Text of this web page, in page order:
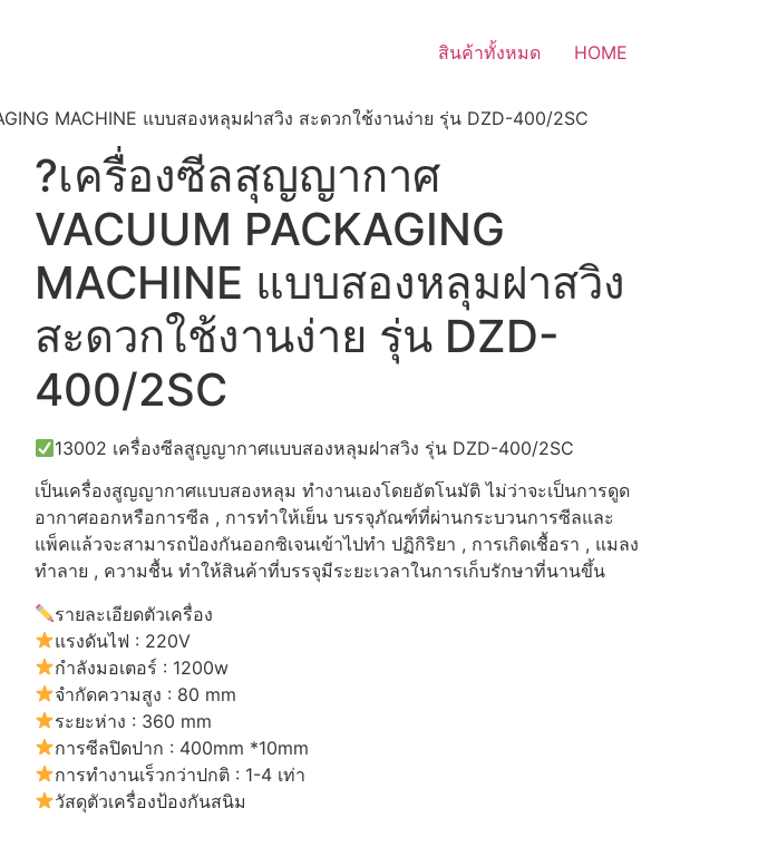
สินค้าทั้งหมด HOME
MACHINE แบบสองหลุมฝาสวิง สะดวกใช้งานง่าย รุ่น DZD-400/2SC
?เครื่องซีลสุญญากาศ
VACUUM PACKAGING
MACHINE แบบสองหลุมฝาสวิง
สะดวกใช้งานง่าย รุ่น DZD-
400/2SC
13002 เครื่องซีลสูญญากาศแบบสองหลุมฝาสวิง รุ่น DZD-400/2SC
เป็นเครื่องสูญญากาศแบบสองหลุม ทำงานเองโดยอัตโนมัติ ไม่ว่าจะเป็นการดูด
อากาศออกหรือการซีล , การทำให้เย็น บรรจุภัณฑ์ที่ผ่านกระบวนการซีลและ
แพ็คแล้วจะสามารถป้องกันออกซิเจนเข้าไปทำ ปฏิกิริยา , การเกิดเชื้อรา , แมลง
ทำลาย , ความชื้น ทำให้สินค้าที่บรรจุมีระยะเวลาในการเก็บรักษาที่นานขึ้น
รายละเอียดตัวเครื่อง
แรงดันไฟ : 220V
กำลังมอเตอร์ : 1200w
จำกัดความสูง : 80 mm
ระยะห่าง : 360 mm
การซีลปิดปาก : 400mm *10mm
การทำงานเร็วกว่าปกติ : 1-4 เท่า
วัสดุตัวเครื่องป้องกันสนิม